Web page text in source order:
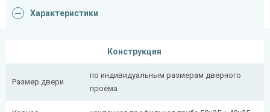
Характеристики
Конструкция
Размер двери
по индивидуальным размерам дверного
проёма